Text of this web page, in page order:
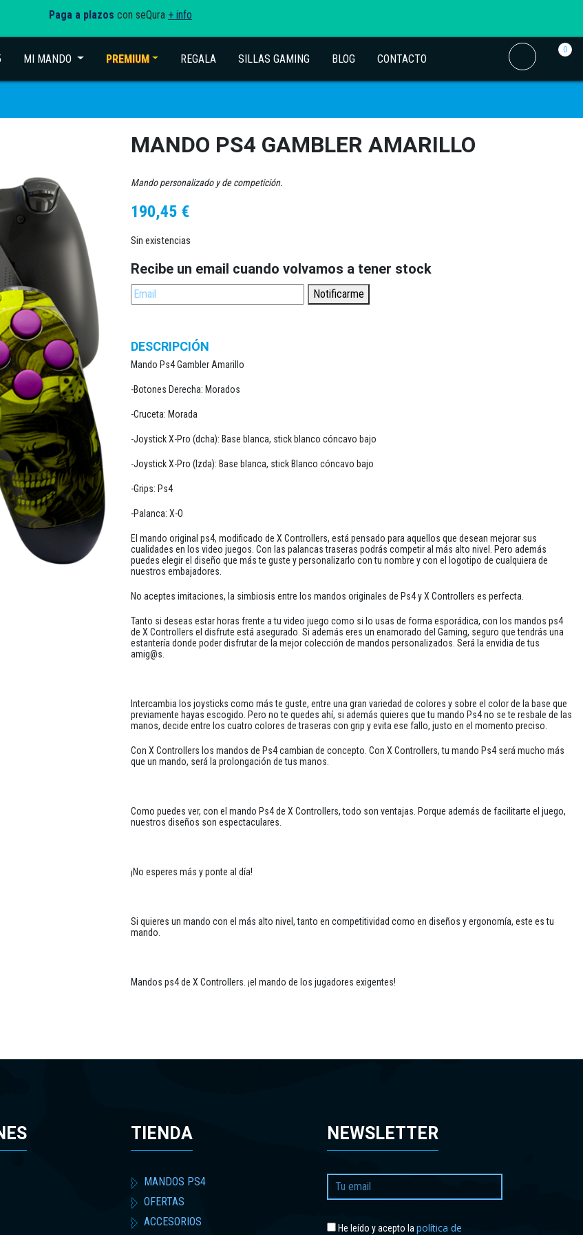
Paga a plazos con seQura + info
MI MANDO (current)PREMIUM REGALA SILLAS GAMING BLOG CONTACTO
0
MANDO PS4 GAMBLER AMARILLO
Mando personalizado y de competición.
190,45 €
Sin existencias
Recibe un email cuando volvamos a tener stock
Notificarme
DESCRIPCIÓN
Mando Ps4 Gambler Amarillo
-Botones Derecha: Morados
-Cruceta: Morada
-Joystick X-Pro (dcha): Base blanca, stick blanco cóncavo bajo
-Joystick X-Pro (Izda): Base blanca, stick Blanco cóncavo bajo
-Grips: Ps4
-Palanca: X-O
El mando original ps4, modificado de X Controllers, está pensado para aquellos que desean mejorar sus
cualidades en los video juegos. Con las palancas traseras podrás competir al más alto nivel. Pero además
puedes elegir el diseño que más te guste y personalizarlo con tu nombre y con el logotipo de cualquiera de
nuestros embajadores.
No aceptes imitaciones, la simbiosis entre los mandos originales de Ps4 y X Controllers es perfecta.
Tanto si deseas estar horas frente a tu video juego como si lo usas de forma esporádica, con los mandos ps4
de X Controllers el disfrute está asegurado. Si además eres un enamorado del Gaming, seguro que tendrás una
estantería donde poder disfrutar de la mejor colección de mandos personalizados. Será la envidia de tus
amig@s.
Intercambia los joysticks como más te guste, entre una gran variedad de colores y sobre el color de la base que
previamente hayas escogido. Pero no te quedes ahí, si además quieres que tu mando Ps4 no se te resbale de las
manos, decide entre los cuatro colores de traseras con grip y evita ese fallo, justo en el momento preciso.
Con X Controllers los mandos de Ps4 cambian de concepto. Con X Controllers, tu mando Ps4 será mucho más
que un mando, será la prolongación de tus manos.
Como puedes ver, con el mando Ps4 de X Controllers, todo son ventajas. Porque además de facilitarte el juego,
nuestros diseños son espectaculares.
¡No esperes más y ponte al día!
Si quieres un mando con el más alto nivel, tanto en competitividad como en diseños y ergonomía, este es tu
mando.
Mandos ps4 de X Controllers. ¡el mando de los jugadores exigentes!
TIENDA
MANDOS PS4
OFERTAS
ACCESORIOS
NEWSLETTER
He leído y acepto la política de